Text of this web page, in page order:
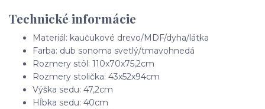
Technické informácie
Materiál: kaučukové drevo/MDF/dyha/látka
Farba: dub sonoma svetlý/tmavohnedá
Rozmery stôl: 110x70x75,2cm
Rozmery stolička: 43x52x94cm
Výška sedu: 47,2cm
Hĺbka sedu: 40cm